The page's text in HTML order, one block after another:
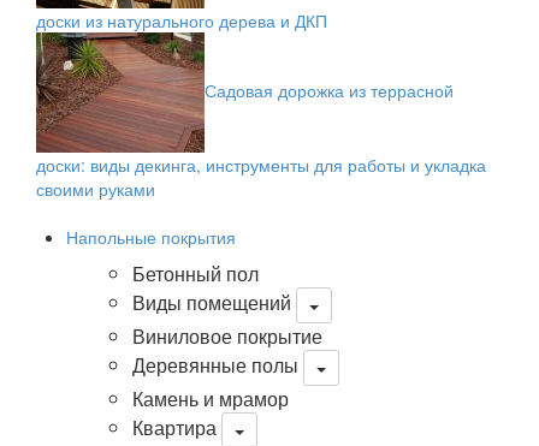
доски из натурального дерева и ДКП
Садовая дорожка из террасной
доски: виды декинга, инструменты для работы и укладка
своими руками
Напольные покрытия
Бетонный пол
Виды помещений
Виниловое покрытие
Деревянные полы
Камень и мрамор
Квартира